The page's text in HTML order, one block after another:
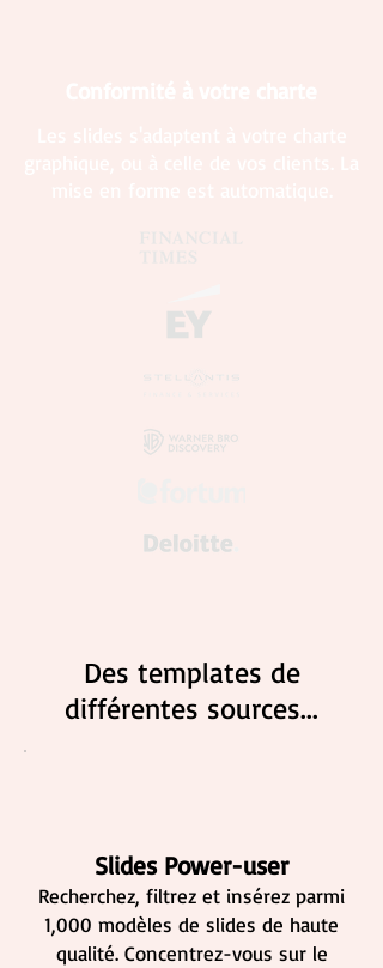
Des templates de
différentes sources...
Slides Power-user
Recherchez, filtrez et insérez parmi
1,000 modèles de slides de haute
qualité. Concentrez-vous sur le